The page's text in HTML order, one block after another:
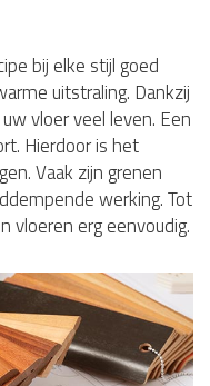
bij elke stijl goed
uitstraling. Dankzij
vloer veel leven. Een
Hierdoor is het
Vaak zijn grenen
werking. Tot
vloeren erg eenvoudig.